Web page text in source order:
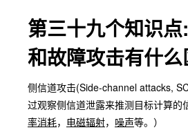
第三十九个知识
和故障攻击有什么
侧信道攻击(Side-channel attacks,
过观察侧信道泄露来推测目标计算的
率消耗， 电磁辐射， 噪声等。）